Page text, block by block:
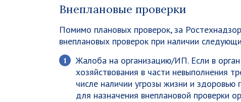
Внеплановые проверки
Помимо плановых проверок, за
внеплановых проверок при наличии
Жалоба на организацию/ИП. Если в
хозяйствования в части невыполнения
числе наличии угрозы жизни и
для назначения внеплановой проверки